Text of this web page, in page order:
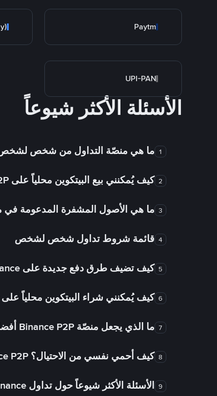
Paytm
UPI-PAN
الأسئلة الأكثر شيوعاً
1 ما هي منصّة التداول من شخص
2 كيف يُمكنني بيع البيتكوين محلياً على Binance P2P؟
3 ما هي الأصول المشفرة المدعومة
4 قائمة شروط تداول شخص لشخص
5 كيف تضيف طرق دفع جديدة على Binance شخص لشخص؟
6 كيف يُمكنني شراء البيتكوين محلياً على Binance P2P؟
7 ما الذي يجعل منصّة Binance P2P أفضل من الأسواق الأخرى للتداول من شخص لشخص؟
8 كيف أحمي نفسي من الاحتيال؟ Binance P2P ضمان FTW!
9 الأسئلة الأكثر شيوعاً حول تداول Binance شخص لشخص